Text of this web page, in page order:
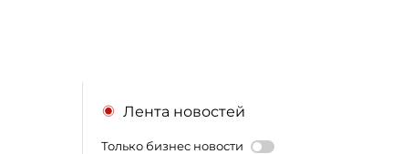
Лента новостей
Только бизнес новости